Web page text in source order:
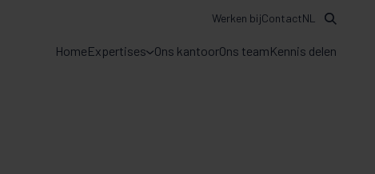
HomeExpertises Ons kantoorOns teamKennis delen
Werken bijContactNL